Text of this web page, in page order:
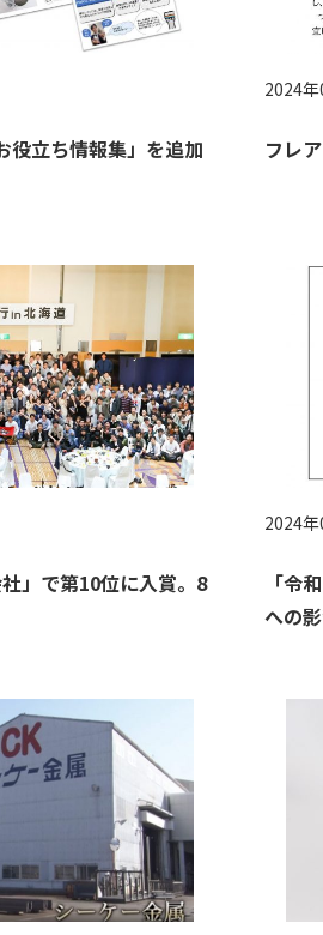
役立ち情報集」を追加
2024
フレ
」で第10位に入賞。8
2024
「令
への